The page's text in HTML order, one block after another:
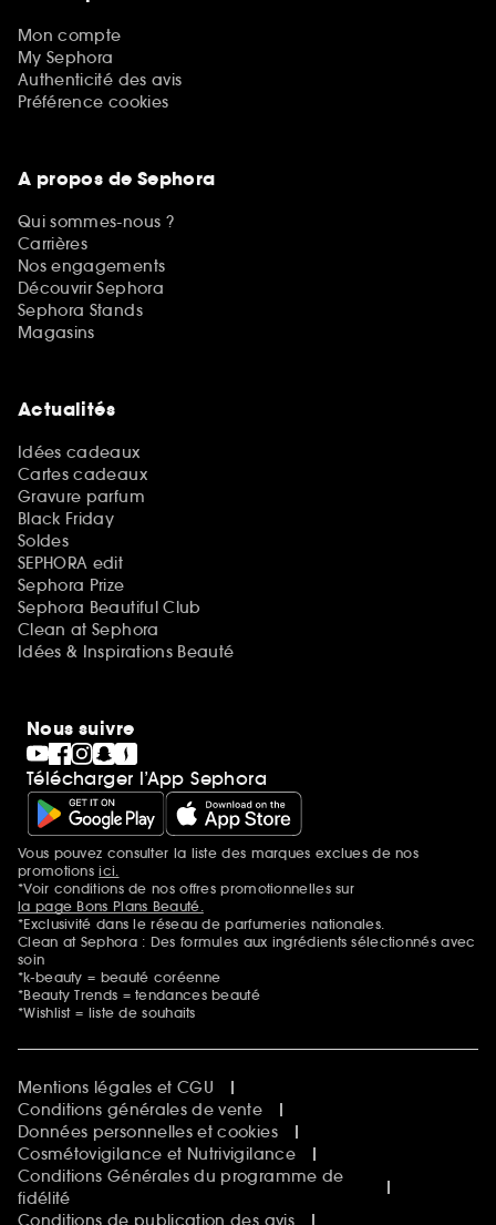
Mon compte
My Sephora
Authenticité des avis
Préférence cookies
A propos de Sephora
Qui sommes-nous ?
Carrières
Nos engagements
Découvrir Sephora
Sephora Stands
Magasins
Actualités
Idées cadeaux
Cartes cadeaux
Gravure parfum
Black Friday
Soldes
SEPHORA edit
Sephora Prize
Sephora Beautiful Club
Clean at Sephora
Idées & Inspirations Beauté
Nous suivre
Télécharger l’App Sephora
Mentions additionnelles
Vous pouvez consulter la liste des marques exclues de nos
promotionsici.
*Voir conditions de nos offres promotionnelles sur
la page Bons Plans Beauté.
*Exclusivité dans le réseau de parfumeries nationales.
Clean at Sephora : Des formules aux ingrédients sélectionnés avec
soin
*k-beauty = beauté coréenne
*Beauty Trends = tendances beauté
*Wishlist = liste de souhaits
Mentions légales et CGU
Conditions générales de vente
Données personnelles et cookies
Cosmétovigilance et Nutrivigilance
Conditions Générales du programme de
fidélité
Conditions de publication des avis